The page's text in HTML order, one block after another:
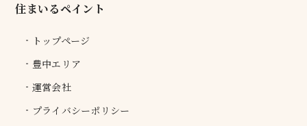
住まいるペイント
トップページ
豊中エリア
運営会社
プライバシーポリシー